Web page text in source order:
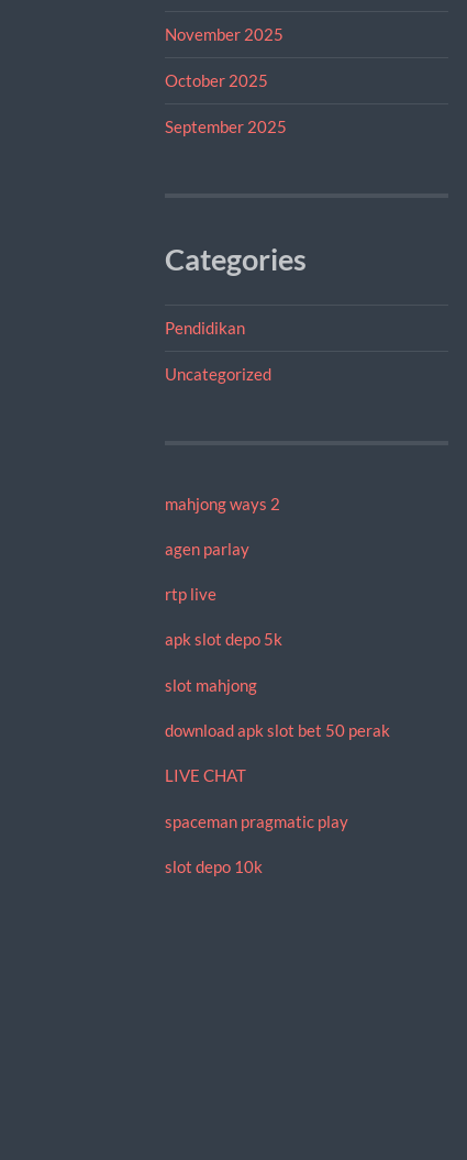
November 2025
October 2025
September 2025
Categories
Pendidikan
Uncategorized
mahjong ways 2
agen parlay
rtp live
apk slot depo 5k
slot mahjong
download apk slot bet 50 perak
LIVE CHAT
spaceman pragmatic play
slot depo 10k